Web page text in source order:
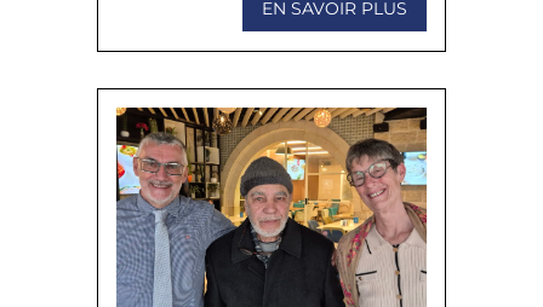
EN SAVOIR PLUS